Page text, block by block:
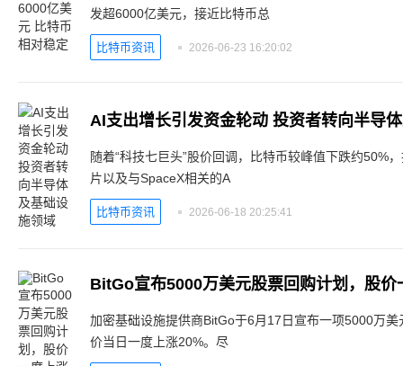
发超6000亿美元，接近比特币总
比特币资讯 2026-06-23 16:20:02
AI支出增长引发资金轮动 投资者转向半导
随着“科技七巨头”股价回调，比特币较峰值下跌约50%
片以及与SpaceX相关的A
比特币资讯 2026-06-18 20:25:41
BitGo宣布5000万美元股票回购计划，股价
加密基础设施提供商BitGo于6月17日宣布一项5000万
价当日一度上涨20%。尽